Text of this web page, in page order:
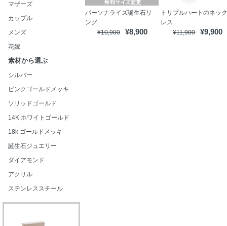
マザーズ
カップル
メンズ
花嫁
素材から選ぶ
シルバー
ピンクゴールドメッキ
ソリッドゴールド
14K ホワイトゴールド
18k ゴールドメッキ
誕生石ジュエリー
ダイアモンド
アクリル
ステンレススチール
パーソナライズ誕生石リ
ング
¥10,900
¥8,900
トリプルハートのネッ
レス
¥11,900
¥9,900